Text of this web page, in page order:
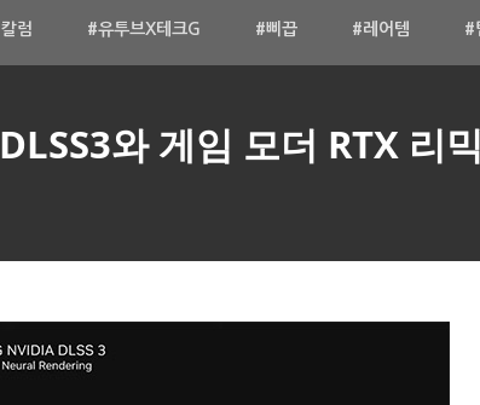
럼 #유투브X테크G #삐끕 #레어템 #
와 게임 모더 RTX 리